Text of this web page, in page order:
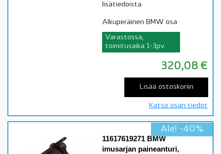
lisätiedoista
Alkuperäinen BMW osa
Varastossa,
toimitusaika 1-3pv
320,08 €
Lisää ostoskoriin
Katso osan tiedot
Ale! -40%
11617619271 BMW
imusarjan paineanturi,